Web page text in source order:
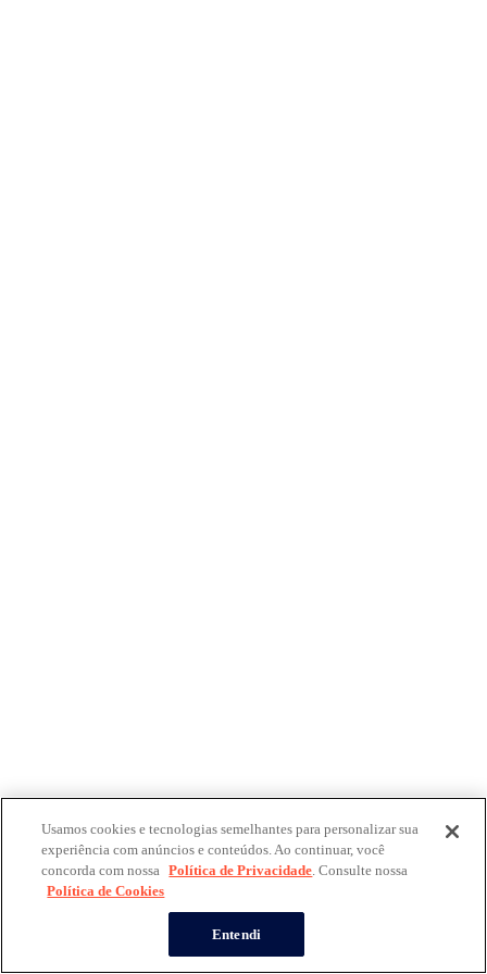
Usamos cookies e tecnologias semelhantes para personalizar sua
experiência com anúncios e conteúdos. Ao continuar, você
concorda com nossa Política de Privacidade. Consulte nossa
Política de Cookies
Entendi